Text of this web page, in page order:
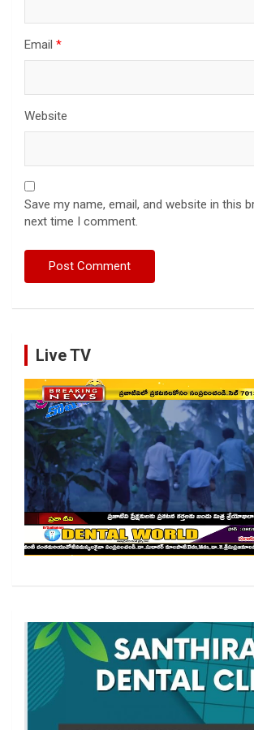
Email *
Website
Save my name, email, and website in this
next time I comment.
Live TV